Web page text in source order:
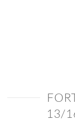
13/